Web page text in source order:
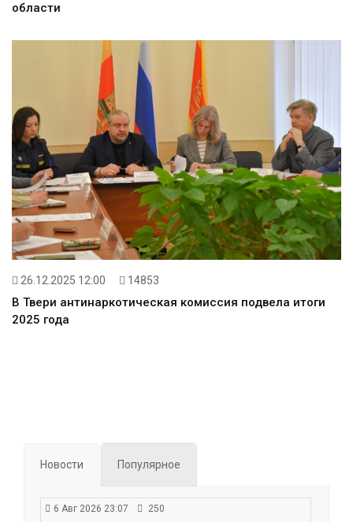
области
26.12.2025 12:00 14853
В Твери антинаркотическая комиссия подвела итоги
2025 года
Новости Популярное
6 Авг 2026 23:07 250